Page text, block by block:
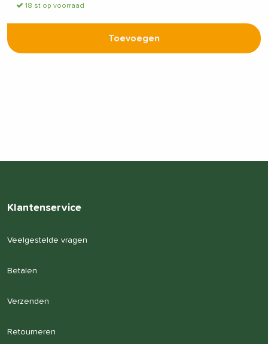
18 st op voorraad
Toevoegen
Klantenservice
Veelgestelde vragen
Betalen
Verzenden
Retourneren